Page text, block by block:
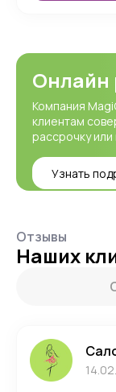
Онлайн
Компания
клиентам
рассрочку или
Узнать
Отзывы
Наших